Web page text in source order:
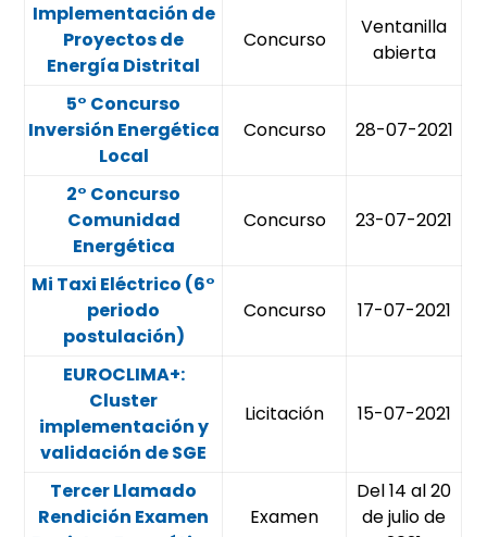
Implementación de
Proyectos de
Energía Distrital
Concurso
Ventanilla
abierta
5° Concurso
Inversión Energética
Local
Concurso 28-07-2021
2° Concurso
Comunidad
Energética
Concurso 23-07-2021
Mi Taxi Eléctrico (6°
periodo
postulación)
Concurso 17-07-2021
EUROCLIMA+:
Cluster
implementación y
validación de SGE
Licitación 15-07-2021
Tercer Llamado
Rendición Examen
Examen
Del 14 al 20
de julio de